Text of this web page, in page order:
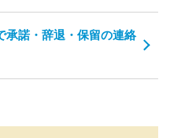
承諾・辞退・保留の連絡